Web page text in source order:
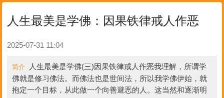
人生最美是学佛：因果铁律戒人作恶
2025-07-31 11:04
简介
人生最美是学佛(三)因果铁律戒人作恶我理解，所谓学
佛就是修习佛法。而佛法也是世间法，所以我学佛伊始，就
抱定一个目标，从此做一个向善避恶的人。这当然和逐渐明